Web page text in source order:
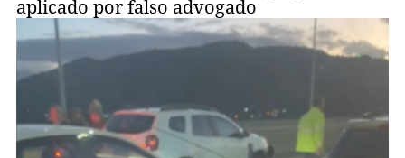
aplicado por falso advogado